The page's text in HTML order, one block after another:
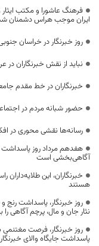
فرهنگ عاشورا و مکتب
ایران موجب هراس دشمنان
روز خبرنگار در خراسان
نباید از نقش خبرنگاران
خبرنگاران در خط مقدم
حضور شبانه مردم در
رسانه‌ها نقشی محوری در
هفدهم مرداد روز پاسداشت
آگاهی‌بخشی است
خبرنگاران، این
هستند
روز خبرنگار، پاسداشت
نثار جان و مال، پرچم آگاهی
روز خبرنگار، فرصت
پاسداشت جایگاه والای